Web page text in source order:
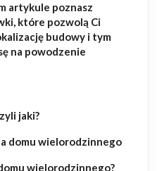
artykule poznasz
które pozwolą Ci
budowy i tym
na powodzenie
jaki?
domu wielorodzinnego
wielorodzinnego?